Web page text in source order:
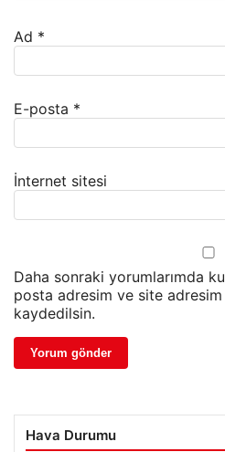
Ad *
E-posta *
İnternet sitesi
Daha sonraki yorumlarımda
posta adresim ve site adresim
kaydedilsin.
Hava Durumu